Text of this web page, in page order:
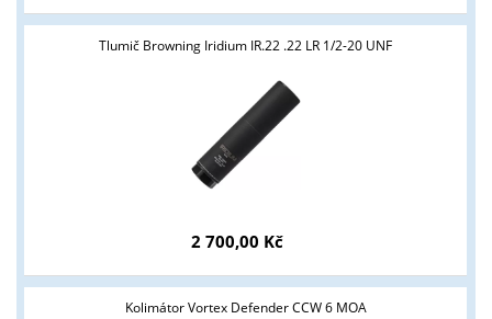
Tlumič Browning Iridium IR.22 .22 LR 1/2-20 UNF
2 700,00 Kč
Kolimátor Vortex Defender CCW 6 MOA